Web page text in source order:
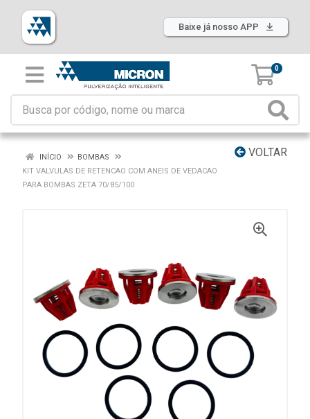
Baixe já nosso APP
0
VOLTAR
INÍCIO
BOMBAS
KIT VALVULAS DE RETENCAO COM ANEIS DE VEDACAO
PARA BOMBAS ZETA 70/85/100